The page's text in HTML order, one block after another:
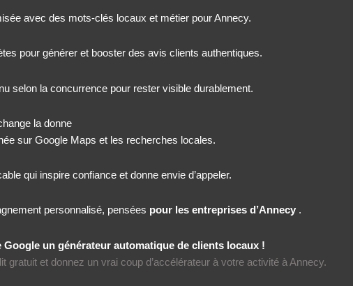
avec des mots-clés locaux et métier pour Annecy.
pour générer et booster des avis clients authentiques.
selon la concurrence pour rester visible durablement.
la donne
sur Google Maps et les recherches locales.
qui inspire confiance et donne envie d’appeler.
personnalisé, pensées pour les entreprises d’Annecy .
Google un générateur automatique de clients locaux !
gratuit et donnez un vrai coup d’accélérateur à votre activité à Annecy.